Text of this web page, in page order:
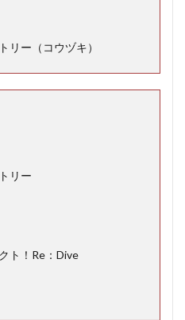
リー（コウヅキ）
リー
ト！Re：Dive